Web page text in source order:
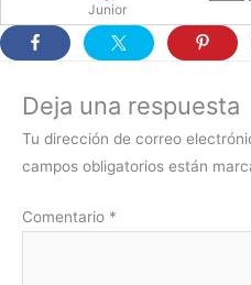
Junior
Deja una respuesta
Tu dirección de correo
campos obligatorios están
Comentario *